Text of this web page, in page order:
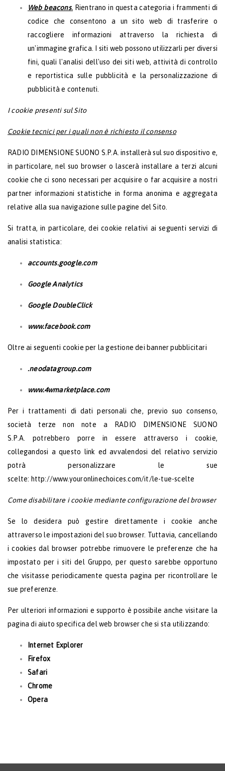
Web beacons.Rientrano in questa categoria i frammenti di
codice che consentono a un sito web di trasferire o
raccogliere informazioni attraverso la richiesta di
un'immagine grafica. I siti web possono utilizzarli per diversi
fini, quali l'analisi dell'uso dei siti web, attività di controllo
e reportistica sulle pubblicità e la personalizzazione di
pubblicità e contenuti.
I cookie presenti sul Sito
Cookie tecnici per i quali non è richiesto il consenso
RADIO DIMENSIONE SUONO S.P.A. installerà sul suo dispositivo e,
in particolare, nel suo browser o lascerà installare a terzi alcuni
cookie che ci sono necessari per acquisire o far acquisire a nostri
partner informazioni statistiche in forma anonima e aggregata
relative alla sua navigazione sulle pagine del Sito.
Si tratta, in particolare, dei cookie relativi ai seguenti servizi di
analisi statistica:
accounts.google.com
Google Analytics
Google DoubleClick
www.facebook.com
Oltre ai seguenti cookie per la gestione dei banner pubblicitari
.neodatagroup.com
www.4wmarketplace.com
Per i trattamenti di dati personali che, previo suo consenso,
società terze non note a
RADIO DIMENSIONE SUONO
S.P.A.
potrebbero porre in essere attraverso i cookie,
collegandosi a questo link ed avvalendosi del relativo servizio
potrà personalizzare le sue
scelte: http://www.youronlinechoices.com/it/le-tue-scelte
Come disabilitare i cookie mediante configurazione del browser
Se lo desidera può gestire direttamente i cookie anche
attraverso le impostazioni del suo browser. Tuttavia, cancellando
i cookies dal browser potrebbe rimuovere le preferenze che ha
impostato per i siti del Gruppo, per questo sarebbe opportuno
che visitasse periodicamente questa pagina per ricontrollare le
sue preferenze.
Per ulteriori informazioni e supporto è possibile anche visitare la
pagina di aiuto specifica del web browser che si sta utilizzando:
Internet Explorer
Firefox
Safari
Chrome
Opera